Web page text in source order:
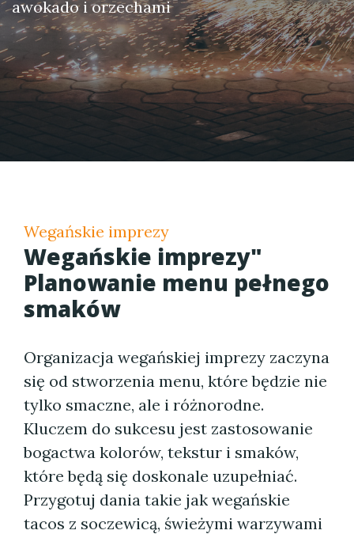
awokado i orzechami
Wegańskie imprezy
Wegańskie imprezy"
Planowanie menu pełnego
smaków
Organizacja wegańskiej imprezy zaczyna
się od stworzenia menu, które będzie nie
tylko smaczne, ale i różnorodne.
Kluczem do sukcesu jest zastosowanie
bogactwa kolorów, tekstur i smaków,
które będą się doskonale uzupełniać.
Przygotuj dania takie jak wegańskie
tacos z soczewicą, świeżymi warzywami